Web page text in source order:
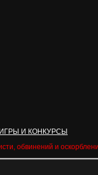
И КОНКУРСЫ
обвинений и